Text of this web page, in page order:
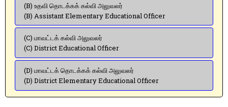
(B) உதவி தொடக்கக் கல்வி அலுவலர்
(B) Assistant Elementary Educational Officer
(C) மாவட்டக் கல்வி அலுவலர்
(C) District Educational Officer
(D) மாவட்டக் தொடக்கக் கல்வி அலுவலர்
(D) District Elementary Educational Officer